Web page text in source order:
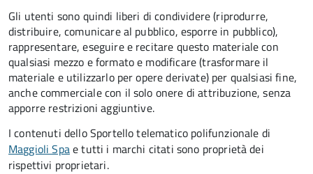
Gli utenti sono quindi liberi di condividere (riprodurre,
distribuire, comunicare al pubblico, esporre in pubblico),
rappresentare, eseguire e recitare questo materiale con
qualsiasi mezzo e formato e modificare (trasformare il
materiale e utilizzarlo per opere derivate) per qualsiasi fine,
anche commerciale con il solo onere di attribuzione, senza
apporre restrizioni aggiuntive.
I contenuti dello Sportello telematico polifunzionale di
Maggioli Spae tutti i marchi citati sono proprietà dei
rispettivi proprietari.